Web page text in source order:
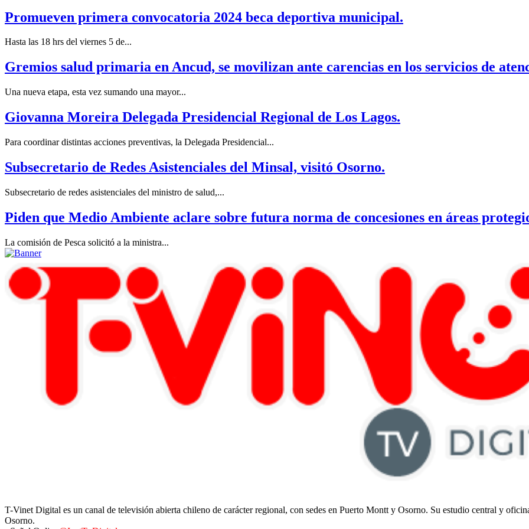
Promueven primera convocatoria 2024 beca deportiva municipal.
Hasta las 18 hrs del viernes 5 de...
Gremios salud primaria en Ancud, se movilizan ante carencias en los servicios de
Una nueva etapa, esta vez sumando una mayor...
Giovanna Moreira Delegada Presidencial Regional de Los Lagos.
Para coordinar distintas acciones preventivas, la Delegada Presidencial...
Subsecretario de Redes Asistenciales del Minsal, visitó Osorno.
Subsecretario de redes asistenciales del ministro de salud,...
Piden que Medio Ambiente aclare sobre futura norma de concesiones en áreas
La comisión de Pesca solicitó a la ministra...
T-Vinet Digital es un canal de televisión abierta chileno de carácter regional, con sedes en Puerto Montt y Osorno. Su estudio central y
Osorno.